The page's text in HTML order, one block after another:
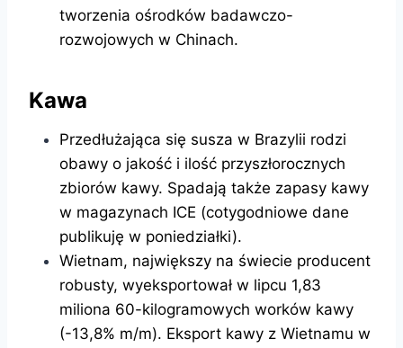
tworzenia ośrodków badawczo-
rozwojowych w Chinach.
Kawa
Przedłużająca się susza w Brazylii rodzi
obawy o jakość i ilość przyszłorocznych
zbiorów kawy. Spadają także zapasy kawy
w magazynach ICE (cotygodniowe dane
publikuję w poniedziałki).
Wietnam, największy na świecie producent
robusty, wyeksportował w lipcu 1,83
miliona 60-kilogramowych worków kawy
(-13,8% m/m). Eksport kawy z Wietnamu w